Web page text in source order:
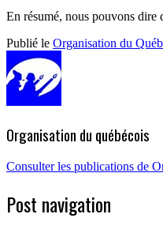
En résumé, nous pouvons dire
Publié le Organisation du
Organisation du québécois
Consulter les publications de
Post navigation